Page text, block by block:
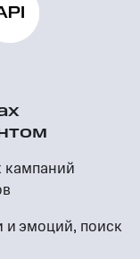
кампаний
и эмоций, поиск